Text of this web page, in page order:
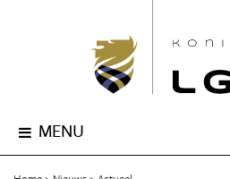
MENU